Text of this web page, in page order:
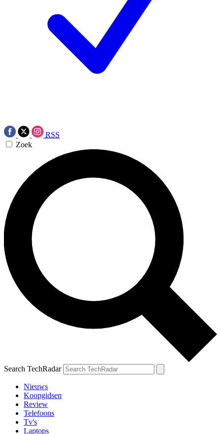
RSS
Zoek
Search TechRadar
Nieuws
Koopgidsen
Review
Telefoons
Tv's
Laptops